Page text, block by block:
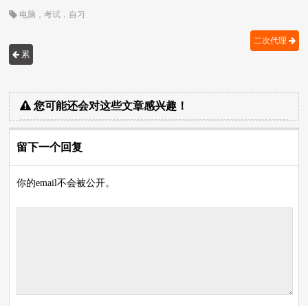
电脑 ，考试 ， 自习
累
二次代理
您可能还会对这些文章感兴趣！
留下一个回复
你的email不会被公开。